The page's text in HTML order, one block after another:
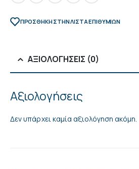
ΠΡΌΣΘΉΚΗ ΣΤΗΝ ΛΊΣΤΑ ΕΠΙΘΥΜΙΏΝ
ΑΞΙΟΛΟΓΉΣΕΙΣ (0)
Αξιολογήσεις
Δεν υπάρχει καμία αξιολόγηση ακόμη.